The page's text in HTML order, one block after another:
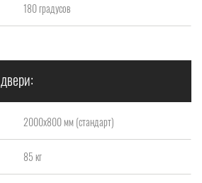
180 градусов
2000x800 мм (стандарт)
85 кг